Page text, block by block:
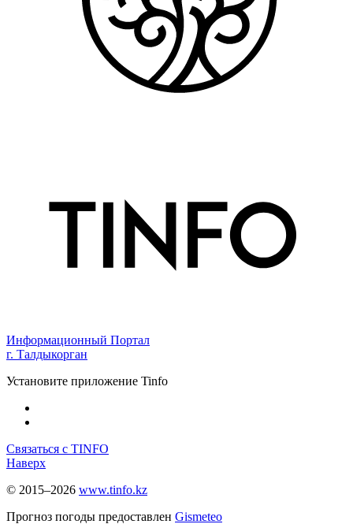
Информационный Портал
г. Талдыкорган
Установите приложение Tinfo
Связаться с TINFO
Наверх
© 2015–2026 www.tinfo.kz
Прогноз погоды предоставлен Gismeteo